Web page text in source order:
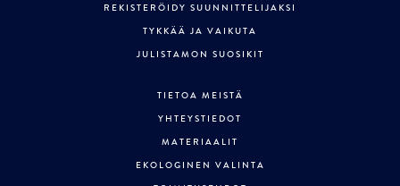
REKISTERÖIDY SUUNNITTELIJAKSI
TYKKÄÄ JA VAIKUTA
JULISTAMON SUOSIKIT
TIETOA MEISTÄ
YHTEYSTIEDOT
MATERIAALIT
EKOLOGINEN VALINTA